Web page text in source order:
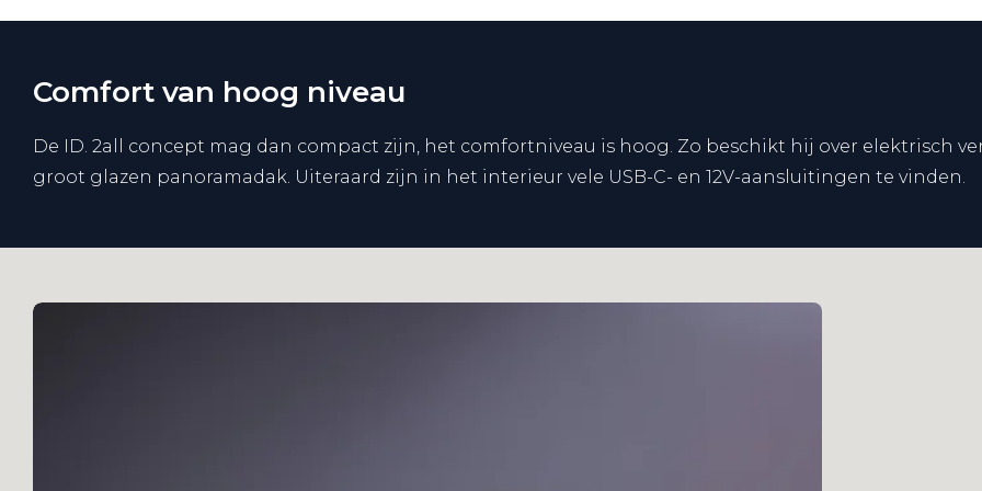
Comfort van hoog niveau
De ID. 2all concept mag dan compact zijn, het comfortniveau is hoog. Zo beschikt hij over elektrisch
groot glazen panoramadak. Uiteraard zijn in het interieur vele USB-C- en 12V-aansluitingen te vinden.